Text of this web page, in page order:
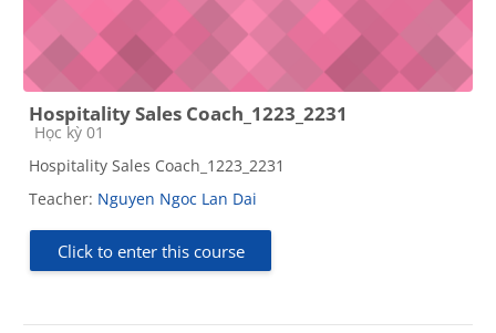
Hospitality Sales Coach_1223_2231
Course category
Học kỳ 01
Hospitality Sales Coach_1223_2231
Teacher: Nguyen Ngoc Lan Dai
Click to enter this course